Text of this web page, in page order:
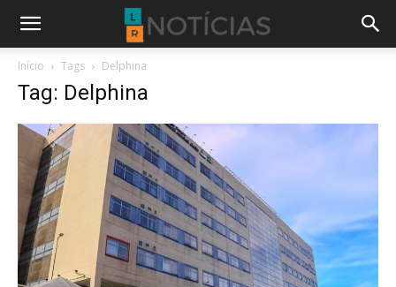
Início Tags Delphina
Tag: Delphina